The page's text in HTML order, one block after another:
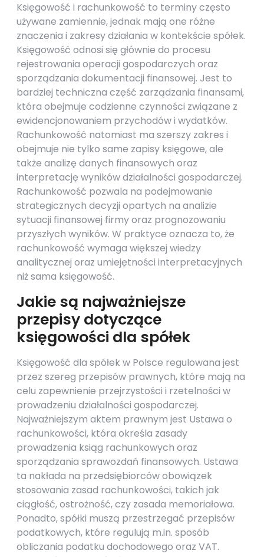
Księgowość i rachunkowość to terminy często
używane zamiennie, jednak mają one różne
znaczenia i zakresy działania w kontekście spółek.
Księgowość odnosi się głównie do procesu
rejestrowania operacji gospodarczych oraz
sporządzania dokumentacji finansowej. Jest to
bardziej techniczna część zarządzania finansami,
która obejmuje codzienne czynności związane z
ewidencjonowaniem przychodów i wydatków.
Rachunkowość natomiast ma szerszy zakres i
obejmuje nie tylko same zapisy księgowe, ale
także analizę danych finansowych oraz
interpretację wyników działalności gospodarczej.
Rachunkowość pozwala na podejmowanie
strategicznych decyzji opartych na analizie
sytuacji finansowej firmy oraz prognozowaniu
przyszłych wyników. W praktyce oznacza to, że
rachunkowość wymaga większej wiedzy
analitycznej oraz umiejętności interpretacyjnych
niż sama księgowość.
Jakie są najważniejsze
przepisy dotyczące
księgowości dla spółek
Księgowość dla spółek w Polsce regulowana jest
przez szereg przepisów prawnych, które mają na
celu zapewnienie przejrzystości i rzetelności w
prowadzeniu działalności gospodarczej.
Najważniejszym aktem prawnym jest Ustawa o
rachunkowości, która określa zasady
prowadzenia ksiąg rachunkowych oraz
sporządzania sprawozdań finansowych. Ustawa
ta nakłada na przedsiębiorców obowiązek
stosowania zasad rachunkowości, takich jak
ciągłość, ostrożność, czy zasada memoriałowa.
Ponadto, spółki muszą przestrzegać przepisów
podatkowych, które regulują m.in. sposób
obliczania podatku dochodowego oraz VAT.